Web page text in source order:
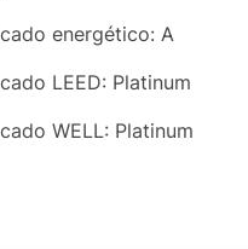
energético: A
LEED: Platinum
WELL: Platinum